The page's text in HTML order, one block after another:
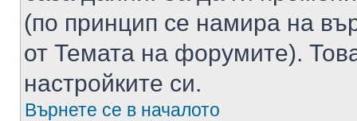
(по принцип се намира на
от Темата на форумите).
настройките си.
Върнете се в началото